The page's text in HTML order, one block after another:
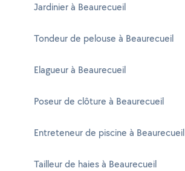
Jardinier à Beaurecueil
Tondeur de pelouse à Beaurecueil
Elagueur à Beaurecueil
Poseur de clôture à Beaurecueil
Entreteneur de piscine à Beaurecueil
Tailleur de haies à Beaurecueil